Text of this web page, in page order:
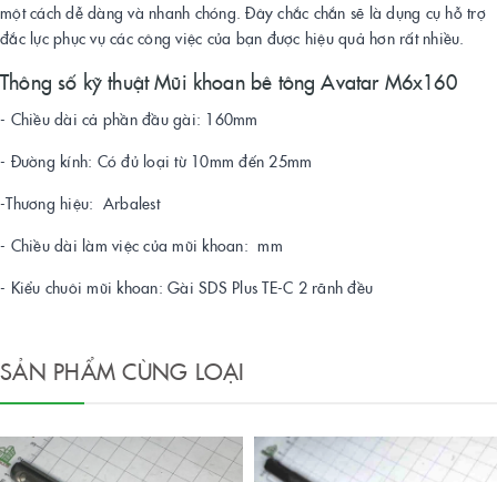
một cách dễ dàng và nhanh chóng. Đây chắc chắn sẽ là dụng cụ hỗ trợ
đắc lực phục vụ các công việc của bạn được hiệu quả hơn rất nhiều.
Thông số kỹ thuật Mũi khoan bê tông Avatar M6x160
- Chiều dài cả phần đầu gài: 160mm
- Đường kính: Có đủ loại từ 10mm đến 25mm
-Thương hiệu: Arbalest
- Chiều dài làm việc của mũi khoan: mm
- Kiểu chuôi mũi khoan: Gài SDS Plus TE-C 2 rãnh đều
SẢN PHẨM CÙNG LOẠI